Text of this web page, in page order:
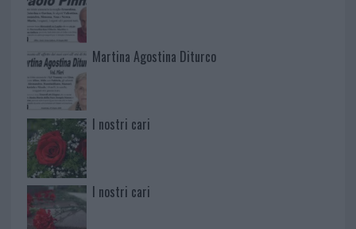
Martina Agostina Diturco
I nostri cari
I nostri cari